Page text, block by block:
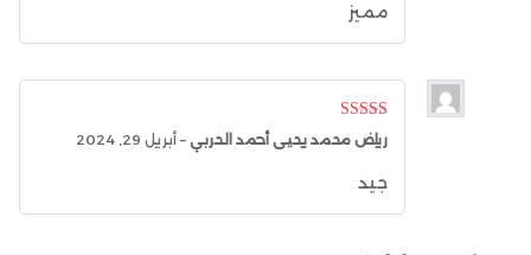
مميز
Rated
out
of 5
رياض محمد يحيى أحمد الحربي – أبريل 29, 2024
جيد